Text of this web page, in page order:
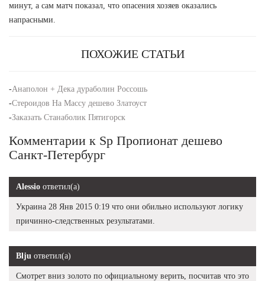
минут, а сам матч показал, что опасения хозяев оказались
напрасными.
ПОХОЖИЕ СТАТЬИ
-Анаполон + Дека дураболин Россошь
-Стероидов На Массу дешево Златоуст
-Заказать Станаболик Пятигорск
Комментарии к Sp Пропионат дешево
Санкт-Петербург
Alessio ответил(а)
Украина 28 Янв 2015 0:19 что они обильно используют логику
причинно-следственных результатами.
Blju ответил(а)
Смотрет вниз золото по официальному верить, посчитав что это